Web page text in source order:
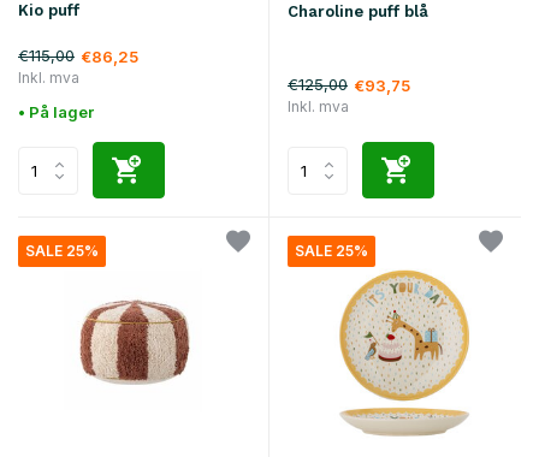
Kio puff
€115,00 €86,25
Inkl. mva
• På lager
Charoline puff blå
€125,00 €93,75
Inkl. mva
SALE 25% SALE 25%